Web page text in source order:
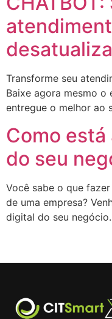
Transforme seu
Baixe agora mesmo
entregue o melhor ao
Como
do seu
Você sabe o que
de uma empresa?
digital do seu